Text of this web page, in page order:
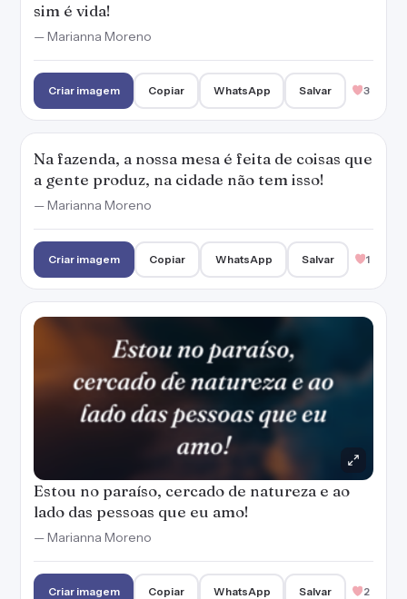
sim é vida!
— Marianna Moreno
Criar imagem Copiar WhatsApp Salvar 3
Na fazenda, a nossa mesa é feita de coisas que
a gente produz, na cidade não tem isso!
— Marianna Moreno
Criar imagem Copiar WhatsApp Salvar 1
Estou no paraíso, cercado de natureza e ao
lado das pessoas que eu amo!
— Marianna Moreno
Criar imagem Copiar WhatsApp Salvar 2